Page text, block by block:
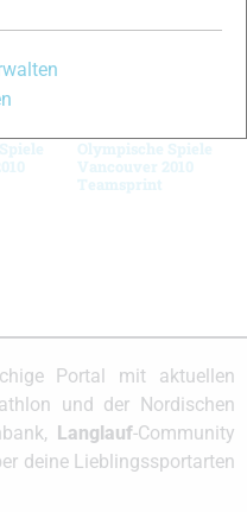
Olympische Spiele
Vancouver 2010
Teamsprint
Portal mit aktuellen
und der Nordischen
Langlauf-Community
deine Lieblingssportarten